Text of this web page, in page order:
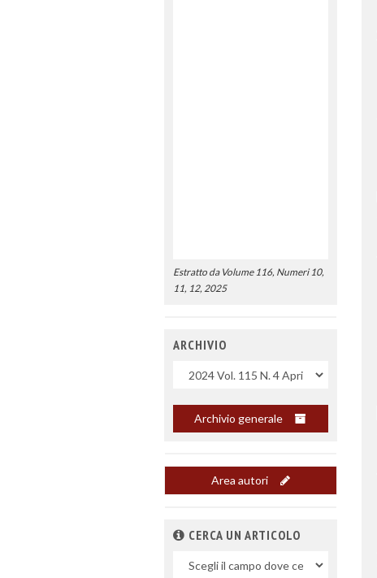
Estratto da Volume 116, Numeri 10,
11, 12, 2025
ARCHIVIO
Uscite
Archivio generale
Area autori
CERCA UN ARTICOLO
Nel